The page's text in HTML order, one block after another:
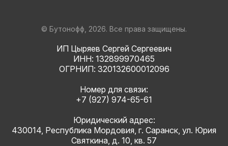
© Бутонофф, 2026. Все права защищены.
ИП Цыряев Сергей Сергеевич
ИНН: 132899970465
ОГРНИП: 320132600012096
Номер для связи:
+7 (927) 974-65-61
Юридический адрес:
430014, Республика Мордовия, г. Саранск, ул. Юрия
Святкина, д. 10, кв. 57